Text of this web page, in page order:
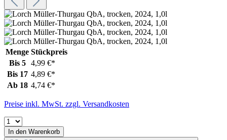
Menge Stückpreis
Bis 5
4,99 €*
Bis 17 4,89 €*
Ab 18 4,74 €*
Preise inkl. MwSt. zzgl. Versandkosten
In den Warenkorb